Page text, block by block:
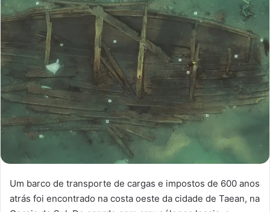
mail
Um barco de transporte de cargas e impostos de 600 anos
atrás foi encontrado na costa oeste da cidade de Taean, na